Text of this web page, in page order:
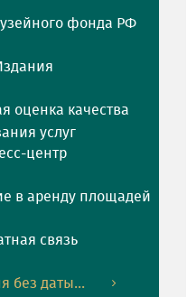
фонда РФ
оценка качества
услуг
центр
в аренду площадей
связь
без даты...